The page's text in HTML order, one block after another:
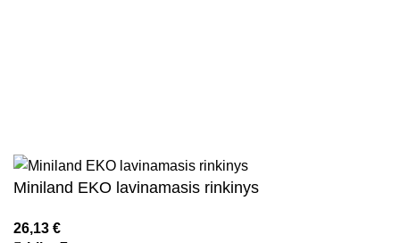
Miniland EKO lavinamasis rinkinys
26,13 €